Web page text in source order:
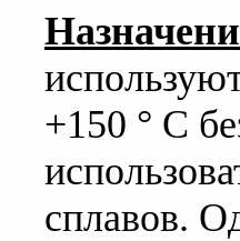
+150 ° С
сплавов.